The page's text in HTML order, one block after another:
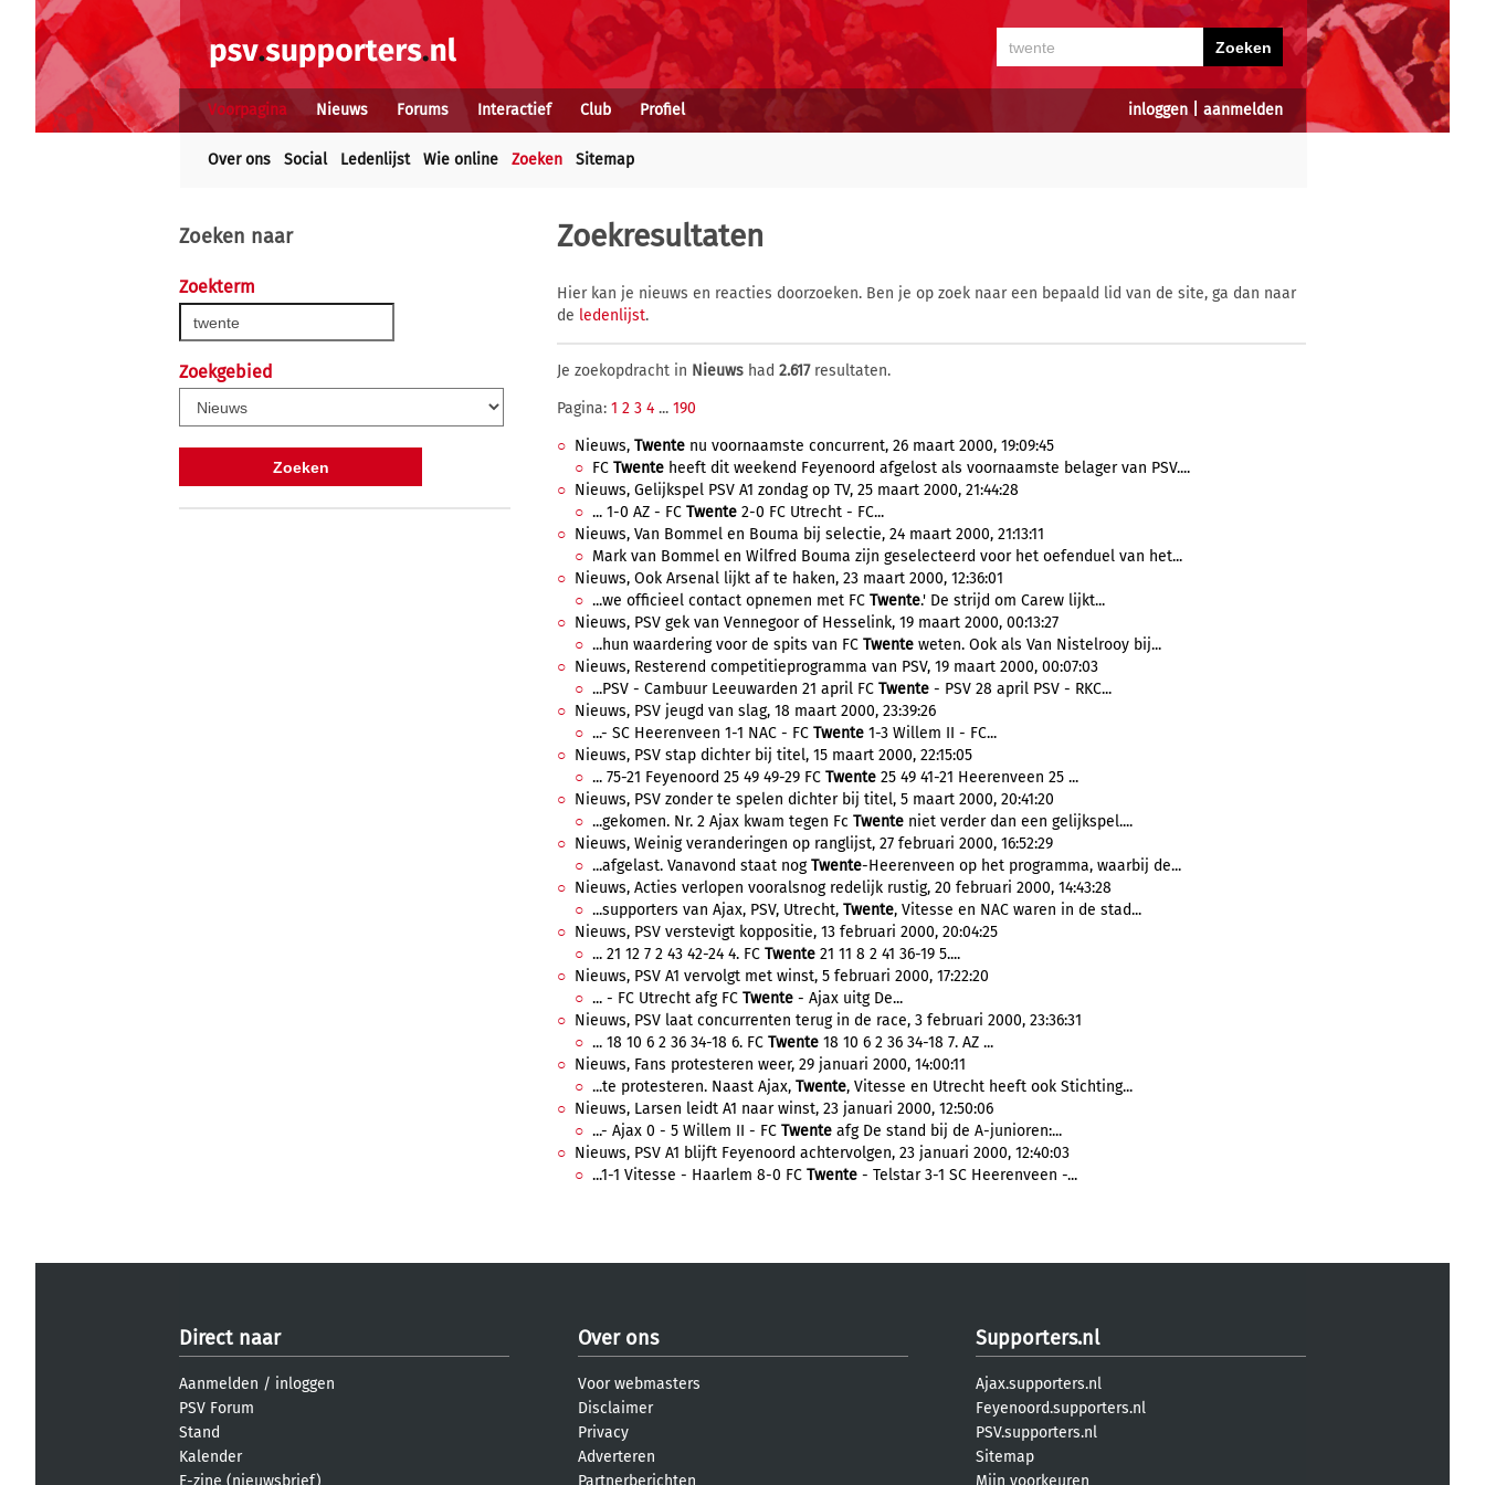
inloggen| aanmelden
Voorpagina Nieuws Forums Interactief Club Profiel
Over ons Social Ledenlijst Wie online Zoeken Sitemap
Zoeken naar
Zoekterm
Zoekgebied
Zoekresultaten
Hier kan je nieuws en reacties doorzoeken. Ben je op zoek naar een bepaald lid van de site, ga dan naar
de ledenlijst.
Je zoekopdracht in Nieuws had 2.617resultaten.
Pagina: 1 2 3 4 ... 190
Nieuws, Twente nu voornaamste concurrent, 26 maart 2000, 19:09:45
FC Twente heeft dit weekend Feyenoord afgelost als voornaamste belager van PSV....
Nieuws, Gelijkspel PSV A1 zondag op TV, 25 maart 2000, 21:44:28
... 1-0 AZ - FC Twente 2-0 FC Utrecht - FC...
Nieuws, Van Bommel en Bouma bij selectie, 24 maart 2000, 21:13:11
Mark van Bommel en Wilfred Bouma zijn geselecteerd voor het oefenduel van het...
Nieuws, Ook Arsenal lijkt af te haken, 23 maart 2000, 12:36:01
...we officieel contact opnemen met FC Twente.' De strijd om Carew lijkt...
Nieuws, PSV gek van Vennegoor of Hesselink, 19 maart 2000, 00:13:27
...hun waardering voor de spits van FC Twente weten. Ook als Van Nistelrooy bij...
Nieuws, Resterend competitieprogramma van PSV, 19 maart 2000, 00:07:03
...PSV - Cambuur Leeuwarden 21 april FC Twente - PSV 28 april PSV - RKC...
Nieuws, PSV jeugd van slag, 18 maart 2000, 23:39:26
...- SC Heerenveen 1-1 NAC - FC Twente 1-3 Willem II - FC...
Nieuws, PSV stap dichter bij titel, 15 maart 2000, 22:15:05
... 75-21 Feyenoord 25 49 49-29 FC Twente 25 49 41-21 Heerenveen 25 ...
Nieuws, PSV zonder te spelen dichter bij titel, 5 maart 2000, 20:41:20
...gekomen. Nr. 2 Ajax kwam tegen Fc Twente niet verder dan een gelijkspel....
Nieuws, Weinig veranderingen op ranglijst, 27 februari 2000, 16:52:29
...afgelast. Vanavond staat nogTwente-Heerenveen op het programma, waarbij de...
Nieuws, Acties verlopen vooralsnog redelijk rustig, 20 februari 2000, 14:43:28
...supporters van Ajax, PSV, Utrecht, Twente, Vitesse en NAC waren in de stad...
Nieuws, PSV verstevigt koppositie, 13 februari 2000, 20:04:25
... 21 12 7 2 43 42-24 4. FC Twente 21 11 8 2 41 36-19 5....
Nieuws, PSV A1 vervolgt met winst, 5 februari 2000, 17:22:20
... - FC Utrecht afg FC Twente - Ajax uitg De...
Nieuws, PSV laat concurrenten terug in de race, 3 februari 2000, 23:36:31
... 18 10 6 2 36 34-18 6. FC Twente 18 10 6 2 36 34-18 7. AZ ...
Nieuws, Fans protesteren weer, 29 januari 2000, 14:00:11
...te protesteren. Naast Ajax, Twente, Vitesse en Utrecht heeft ook Stichting...
Nieuws, Larsen leidt A1 naar winst, 23 januari 2000, 12:50:06
...- Ajax 0 - 5 Willem II - FC Twente afg De stand bij de A-junioren:...
Nieuws, PSV A1 blijft Feyenoord achtervolgen, 23 januari 2000, 12:40:03
...1-1 Vitesse - Haarlem 8-0 FC Twente - Telstar 3-1 SC Heerenveen -...
Direct naar
Aanmelden / inloggen
PSV Forum
Stand
Kalender
E-zine (nieuwsbrief)
Over ons
Voor webmasters
Disclaimer
Privacy
Adverteren
Partnerberichten
Supporters.nl
Ajax.supporters.nl
Feyenoord.supporters.nl
PSV.supporters.nl
Sitemap
Mijn voorkeuren